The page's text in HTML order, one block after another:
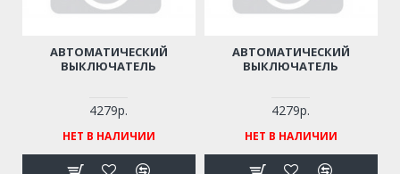
АВТОМАТИЧЕСКИЙ
ВЫКЛЮЧАТЕЛЬ
4279р.
НЕТ В НАЛИЧИИ
АВТОМАТИЧЕСКИЙ
ВЫКЛЮЧАТЕЛЬ
4279р.
НЕТ В НАЛИЧИИ